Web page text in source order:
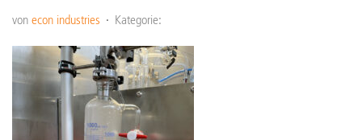
von econ industries Kategorie: